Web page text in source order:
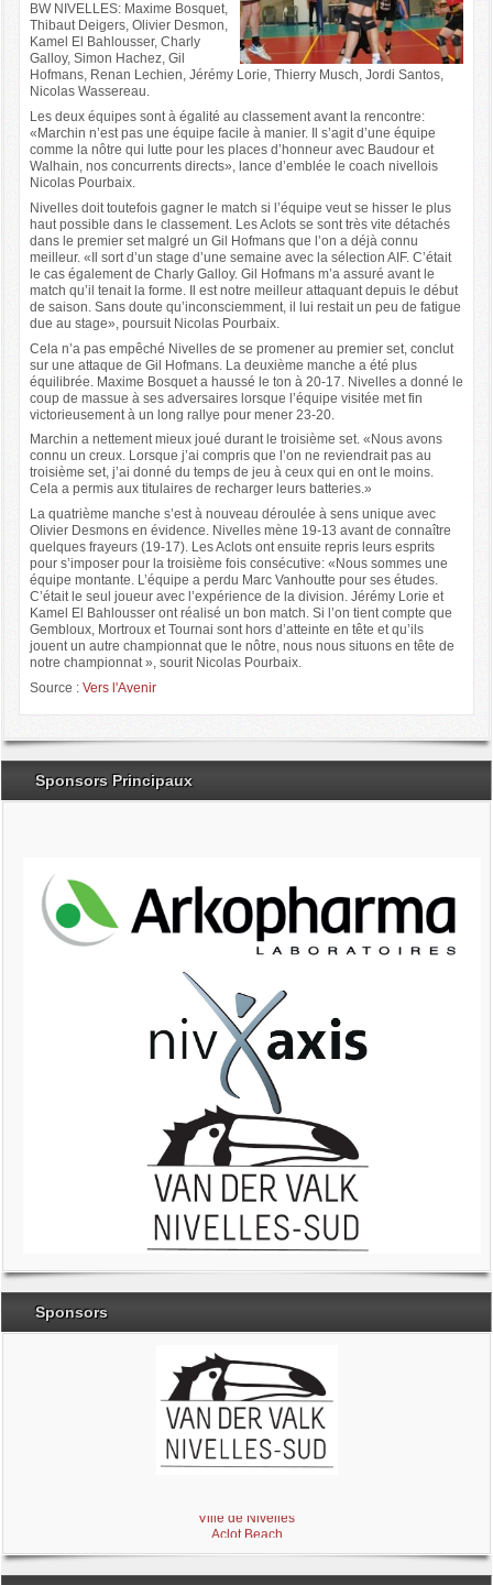
BW NIVELLES: Maxime Bosquet,
Thibaut Deigers, Olivier Desmon,
Kamel El Bahlousser, Charly
Galloy, Simon Hachez, Gil
Hofmans, Renan Lechien, Jérémy Lorie, Thierry Musch, Jordi Santos,
Nicolas Wassereau.
Les deux équipes sont à égalité au classement avant la rencontre:
«Marchin n’est pas une équipe facile à manier. Il s’agit d’une équipe
comme la nôtre qui lutte pour les places d’honneur avec Baudour et
Walhain, nos concurrents directs», lance d’emblée le coach nivellois
Nicolas Pourbaix.
Nivelles doit toutefois gagner le match si l’équipe veut se hisser le plus
haut possible dans le classement. Les Aclots se sont très vite détachés
dans le premier set malgré un Gil Hofmans que l’on a déjà connu
meilleur. «Il sort d’un stage d’une semaine avec la sélection AIF. C’était
le cas également de Charly Galloy. Gil Hofmans m’a assuré avant le
match qu’il tenait la forme. Il est notre meilleur attaquant depuis le début
de saison. Sans doute qu’inconsciemment, il lui restait un peu de fatigue
due au stage», poursuit Nicolas Pourbaix.
Cela n’a pas empêché Nivelles de se promener au premier set, conclut
sur une attaque de Gil Hofmans. La deuxième manche a été plus
équilibrée. Maxime Bosquet a haussé le ton à 20-17. Nivelles a donné le
coup de massue à ses adversaires lorsque l’équipe visitée met fin
victorieusement à un long rallye pour mener 23-20.
Marchin a nettement mieux joué durant le troisième set. «Nous avons
connu un creux. Lorsque j’ai compris que l’on ne reviendrait pas au
troisième set, j’ai donné du temps de jeu à ceux qui en ont le moins.
Cela a permis aux titulaires de recharger leurs batteries.»
La quatrième manche s’est à nouveau déroulée à sens unique avec
Olivier Desmons en évidence. Nivelles mène 19-13 avant de connaître
quelques frayeurs (19-17). Les Aclots ont ensuite repris leurs esprits
pour s’imposer pour la troisième fois consécutive: «Nous sommes une
équipe montante. L’équipe a perdu Marc Vanhoutte pour ses études.
C’était le seul joueur avec l’expérience de la division. Jérémy Lorie et
Kamel El Bahlousser ont réalisé un bon match. Si l’on tient compte que
Gembloux, Mortroux et Tournai sont hors d’atteinte en tête et qu’ils
jouent un autre championnat que le nôtre, nous nous situons en tête de
notre championnat », sourit Nicolas Pourbaix.
Source : Vers l'Avenir
Sponsors Principaux
Sponsors
Ville de Nivelles
Aclot Beach